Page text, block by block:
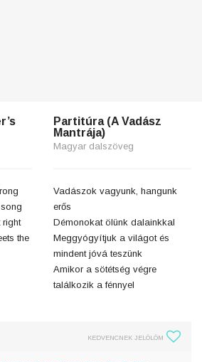
right
the
Partitúra (A Vadász
Mantrája)
Magyar dalszöveg
Vadászok vagyunk, hangunk
erős
Démonokat ölünk dalainkkal
Meggyógyítjuk a világot és
mindent jóvá teszünk
Amikor a sötétség végre
találkozik a fénnyel
KEDVENCNEK JELÖLÖM